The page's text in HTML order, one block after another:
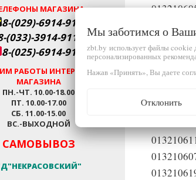
МАГАЗИНА
8-(029)-6914-911
(033)-3914-911
8-(025)-6914-911
РАБОТЫ ИНТЕРНЕТ-
МАГАЗИНА
ПН.-ЧТ. 10.00-18.00
ПТ. 10.00-17.00
СБ. 11.00-15.00
ВС.-ВЫХОДНОЙ
САМОВЫВОЗ
Мы заботимся о
zbt.by использует файлы cookie
персонализированных
Нажав «Принять», Вы даете
Отклонить